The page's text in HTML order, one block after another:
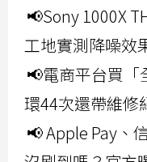
📢Sony 1000X
工地實測降噪效
📢電商平台買「
環44次還帶維修
📢 Apple Pay、